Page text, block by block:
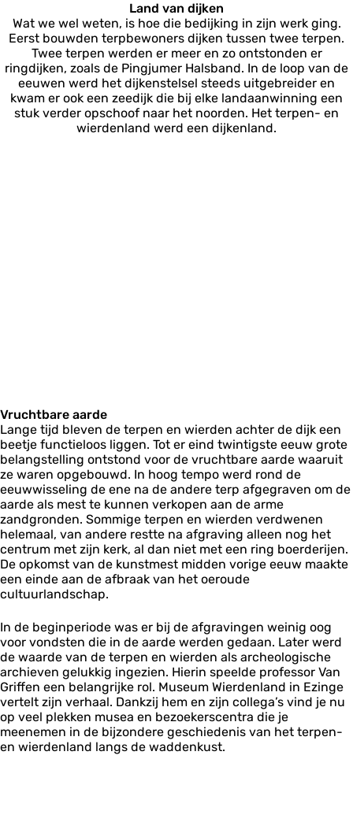
Land van dijken
Wat we wel weten, is hoe die bedijking in zijn werk ging.
Eerst bouwden terpbewoners dijken tussen twee terpen.
Twee terpen werden er meer en zo ontstonden er
ringdijken, zoals de Pingjumer Halsband. In de loop van de
eeuwen werd het dijkenstelsel steeds uitgebreider en
kwam er ook een zeedijk die bij elke landaanwinning een
stuk verder opschoof naar het noorden. Het terpen- en
wierdenland werd een dijkenland.
Vruchtbare aarde
Lange tijd bleven de terpen en wierden achter de dijk een
beetje functieloos liggen. Tot er eind twintigste eeuw grote
belangstelling ontstond voor de vruchtbare aarde waaruit
ze waren opgebouwd. In hoog tempo werd rond de
eeuwwisseling de ene na de andere terp afgegraven om de
aarde als mest te kunnen verkopen aan de arme
zandgronden. Sommige terpen en wierden verdwenen
helemaal, van andere restte na afgraving alleen nog het
centrum met zijn kerk, al dan niet met een ring boerderijen.
De opkomst van de kunstmest midden vorige eeuw maakte
een einde aan de afbraak van het oeroude
cultuurlandschap.
In de beginperiode was er bij de afgravingen weinig oog
voor vondsten die in de aarde werden gedaan. Later werd
de waarde van de terpen en wierden als archeologische
archieven gelukkig ingezien. Hierin speelde professor Van
Griffen een belangrijke rol. Museum Wierdenland in Ezinge
vertelt zijn verhaal. Dankzij hem en zijn collega’s vind je nu
op veel plekken musea en bezoekerscentra die je
meenemen in de bijzondere geschiedenis van het terpen-
en wierdenland langs de waddenkust.